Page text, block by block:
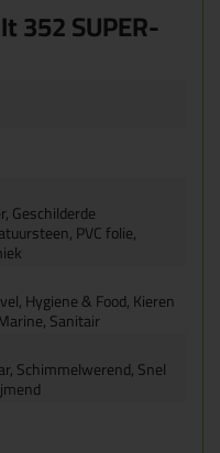
352 SUPER-
Geschilderde
PVC folie,
Hygiene & Food, Kieren
Sanitair
Schimmelwerend, Snel